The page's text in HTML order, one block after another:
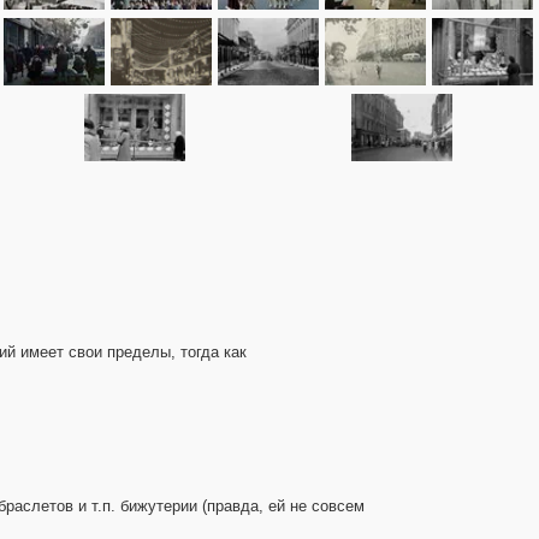
имеет свои пределы, тогда как
и т.п. бижутерии (правда, ей не совсем